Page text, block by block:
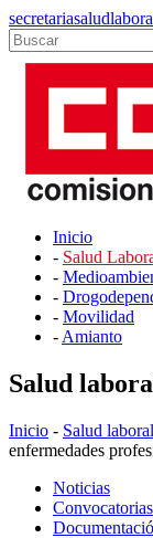
Inicio
- Salud
-
-
- Movilidad
- Amianto
Salud
Inicio - Salud laboral
enfermedades
Noticias
Convocatorias